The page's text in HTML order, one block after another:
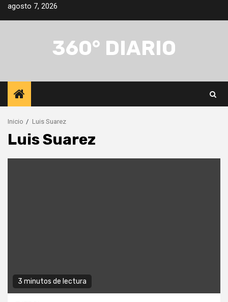
Saltar
agosto 7, 2026
360° DIARIO
Inicio Luis Suarez
Luis Suarez
3 minutos de lectura